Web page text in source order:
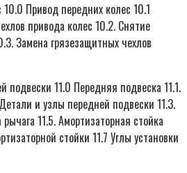
Привод передних колес 10.1
привода колес 10.2. Снятие
Замена грязезащитных чехлов
подвески 11.0 Передняя подвеска 11.1.
и узлы передней подвески 11.3.
11.5. Амортизаторная стойка
стойки 11.7 Углы установки